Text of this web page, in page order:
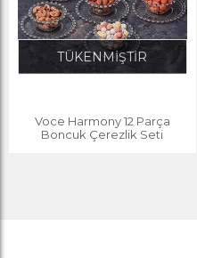
TÜKENMİŞTİR
Voce Harmony 12 Parça
Boncuk Çerezlik Seti